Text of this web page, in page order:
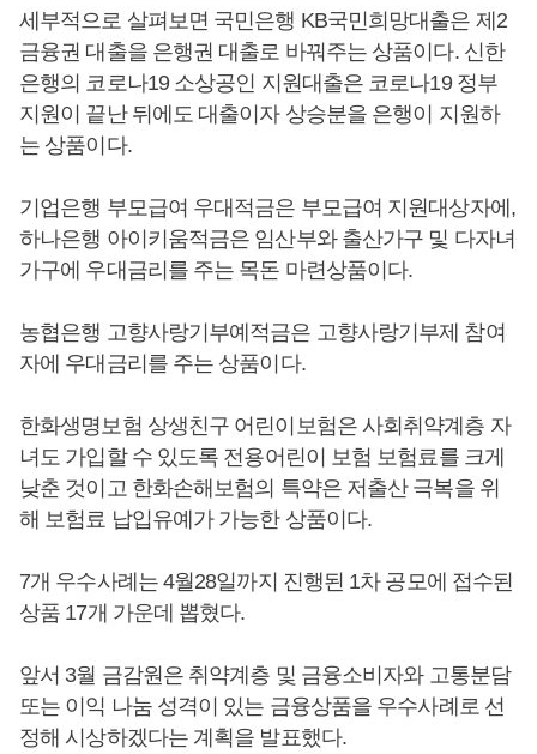
세부적으로 살펴보면 국민은행 KB국민희망대출은 제2
금융권 대출을 은행권 대출로 바꿔주는 상품이다. 신한
은행의 코로나19 소상공인 지원대출은 코로나19 정부
지원이 끝난 뒤에도 대출이자 상승분을 은행이 지원하
는 상품이다.
기업은행 부모급여 우대적금은 부모급여 지원대상자에,
하나은행 아이키움적금은 임산부와 출산가구 및 다자녀
가구에 우대금리를 주는 목돈 마련상품이다.
농협은행 고향사랑기부예적금은 고향사랑기부제 참여
자에 우대금리를 주는 상품이다.
한화생명보험 상생친구 어린이보험은 사회취약계층 자
녀도 가입할 수 있도록 전용어린이 보험 보험료를 크게
낮춘 것이고 한화손해보험의 특약은 저출산 극복을 위
해 보험료 납입유예가 가능한 상품이다.
7개 우수사례는 4월28일까지 진행된 1차 공모에 접수된
상품 17개 가운데 뽑혔다.
앞서 3월 금감원은 취약계층 및 금융소비자와 고통분담
또는 이익 나눔 성격이 있는 금융상품을 우수사례로 선
정해 시상하겠다는 계획을 발표했다.